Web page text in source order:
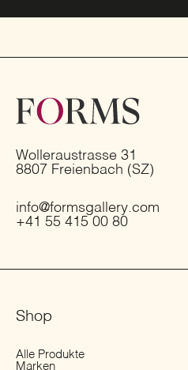
Wolleraustrasse 31
8807 Freienbach (SZ)
info@formsgallery.com
+41 55 415 00 80
Shop
Alle Produkte
Marken